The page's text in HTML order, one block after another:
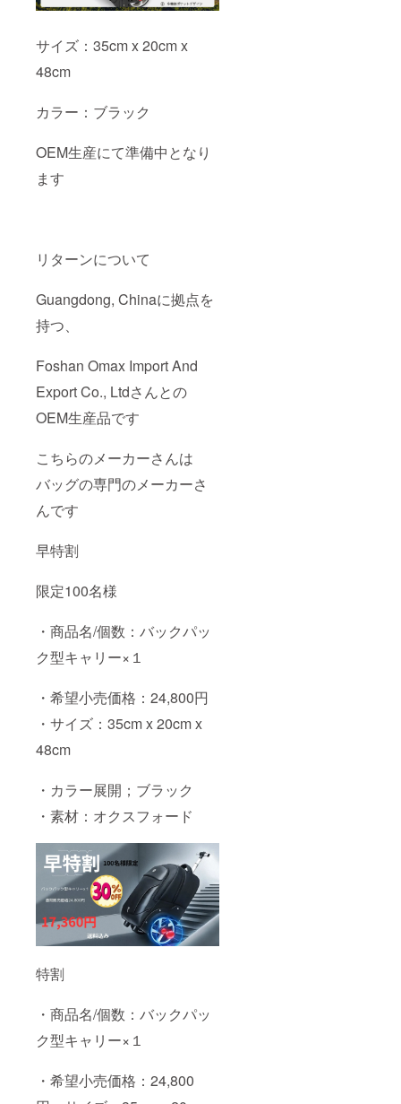
サイズ：35cm x 20cm x
48cm
カラー：ブラック
OEM生産にて準備中となり
ます
リターンについて
Guangdong, Chinaに拠点を
持つ、
Foshan Omax Import And
Export Co., Ltdさんとの
OEM生産品です
こちらのメーカーさんは
バッグの専門のメーカーさ
んです
早特割
限定100名様
・商品名/個数：バックパッ
ク型キャリー×１
・希望小売価格：24,800円
・サイズ：35cm x 20cm x
48cm
・カラー展開；ブラック
・素材：オクスフォード
特割
・商品名/個数：バックパッ
ク型キャリー×１
・希望小売価格：24,800